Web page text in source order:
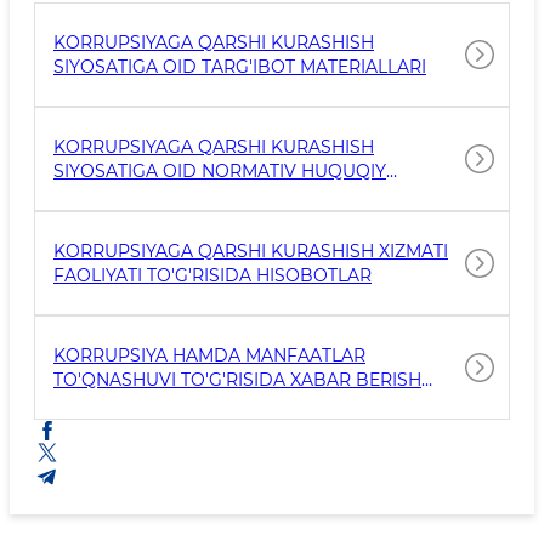
KORRUPSIYAGA QARSHI KURASHISH
SIYOSATIGA OID TARG'IBOT MATERIALLARI
KORRUPSIYAGA QARSHI KURASHISH
SIYOSATIGA OID NORMATIV HUQUQIY
KORRUPSIYAGA QARSHI KURASHISH XIZMATI
FAOLIYATI TO'G'RISIDA HISOBOTLAR
KORRUPSIYA HAMDA MANFAATLAR
TO'QNASHUVI TO'G'RISIDA XABAR BERISH